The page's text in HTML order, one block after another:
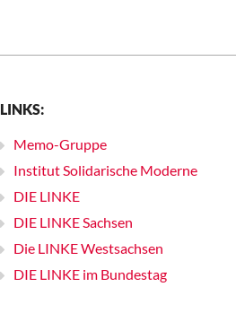
LINKS:
Memo-Gruppe
Institut Solidarische Moderne
DIE LINKE
DIE LINKE Sachsen
Die LINKE Westsachsen
DIE LINKE im Bundestag